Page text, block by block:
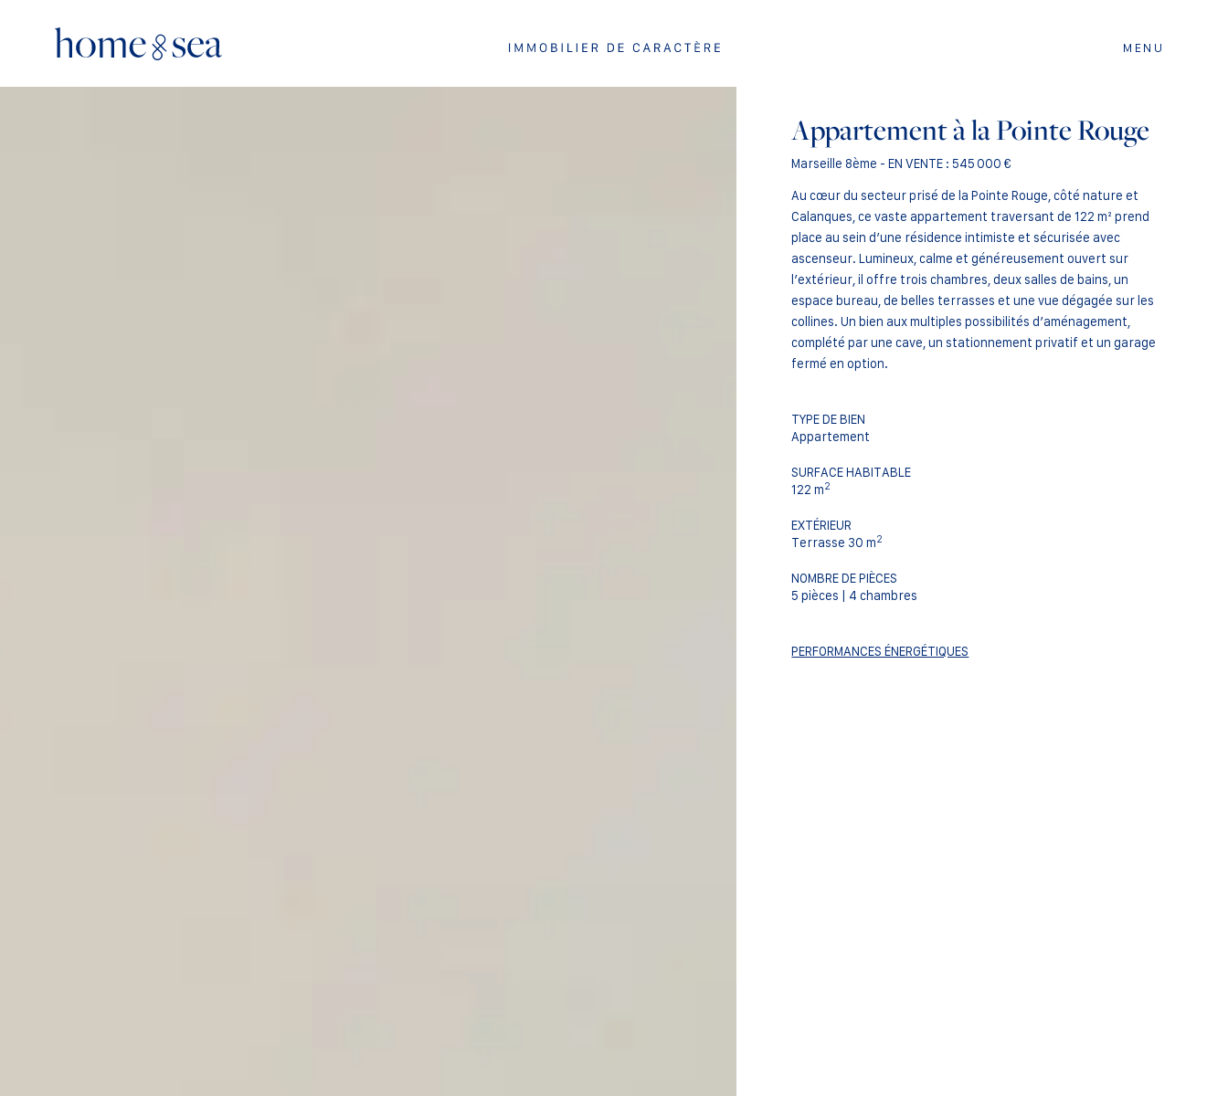
Appartement à la Pointe Rouge
Marseille 8ème -EN VENTE :545 000 €
Au cœur du secteur prisé de la Pointe Rouge, côté nature et
Calanques, ce vaste appartement traversant de 122 m² prend
place au sein d’une résidence intimiste et sécurisée avec
ascenseur. Lumineux, calme et généreusement ouvert sur
l’extérieur, il offre trois chambres, deux salles de bains, un
espace bureau, de belles terrasses et une vue dégagée sur les
collines. Un bien aux multiples possibilités d’aménagement,
complété par une cave, un stationnement privatif et un garage
fermé en option.
TYPE DE BIEN
Appartement
SURFACE HABITABLE
122 m2
EXTÉRIEUR
Terrasse 30 m2
NOMBRE DE PIÈCES
5 pièces | 4 chambres
PERFORMANCES ÉNERGÉTIQUES